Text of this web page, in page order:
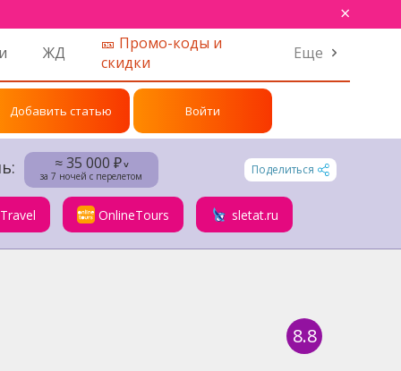
×
ЖД
🎫 Промо-коды и
скидки
Еще
Добавить статью Войти
≈ 35 000 ₽˅
за 7 ночей с перелетом
Поделиться
OnlineTours sletat.ru
8.8